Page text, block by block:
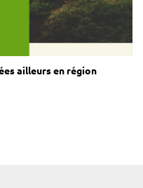
ailleurs en région